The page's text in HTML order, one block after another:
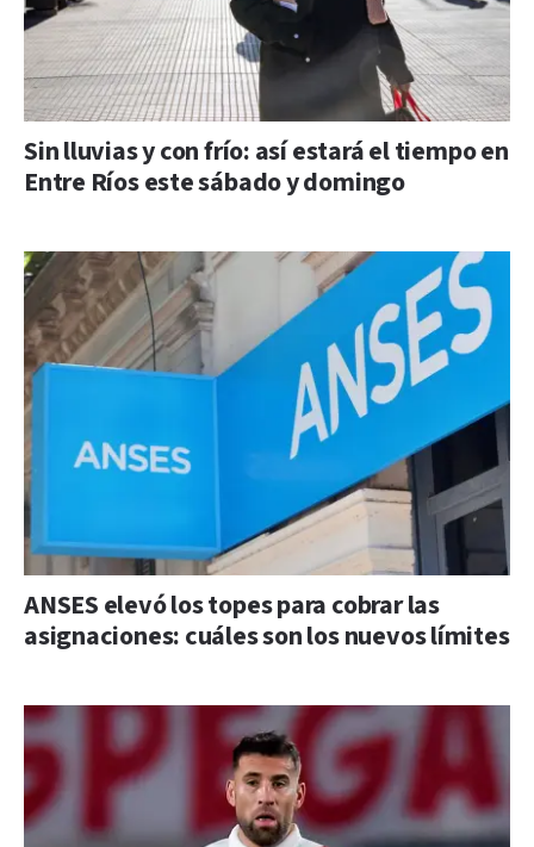
Sin lluvias y con frío: así estará el tiempo en
Entre Ríos este sábado y domingo
ANSES elevó los topes para cobrar las
asignaciones: cuáles son los nuevos límites